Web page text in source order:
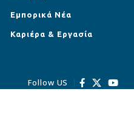
Εμπορικά Νέα
Καριέρα & Εργασία
Follow US